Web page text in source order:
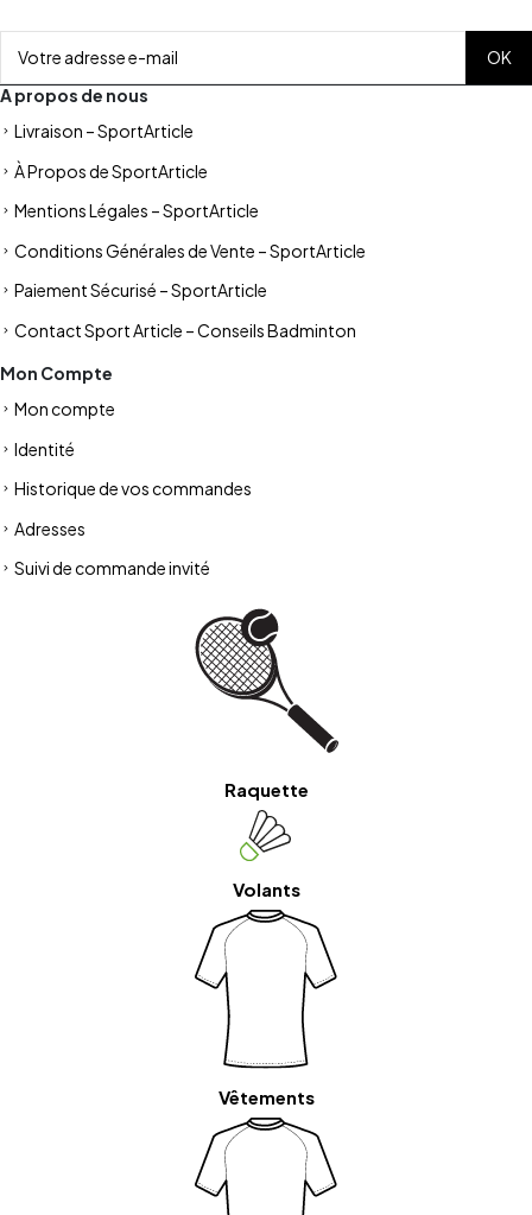
A propos de nous
Livraison – SportArticle
À Propos de SportArticle
Mentions Légales – SportArticle
Conditions Générales de Vente – SportArticle
Paiement Sécurisé – SportArticle
Contact Sport Article – Conseils Badminton
Mon Compte
Mon compte
Identité
Historique de vos commandes
Adresses
Suivi de commande invité
Raquette
Volants
Vêtements